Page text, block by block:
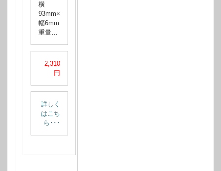
横
93mm×
幅6mm
重量…
2,310
円
詳しく
はこち
ら･･･